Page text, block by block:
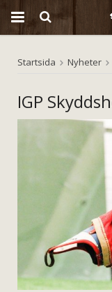
Startsida Nyheter
IGP